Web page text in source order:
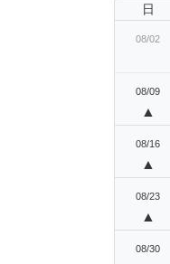
日
08/02
08/09
▲
08/16
▲
08/23
▲
08/30